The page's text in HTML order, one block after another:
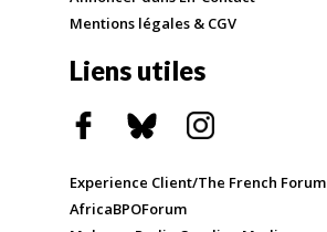
Mentions légales & CGV
Liens utiles
Experience Client/The French Forum
AfricaBPOForum